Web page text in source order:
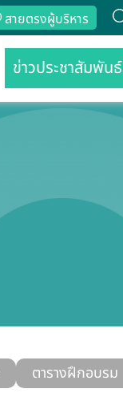
สายตรงผู้บริหาร
ข่าวประชาสัมพันธ์
ตารางฝึกอบรม